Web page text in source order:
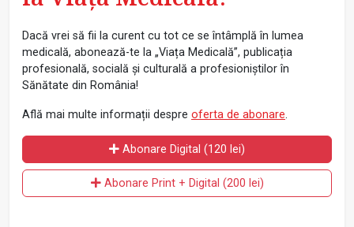
Dacă vrei să fii la curent cu tot ce se întâmplă în lumea
medicală, abonează-te la „Viața Medicală”, publicația
profesională, socială și culturală a profesioniștilor în
Sănătate din România!
Află mai multe informații despre oferta de abonare.
Abonare Digital (120 lei)
Abonare Print + Digital (200 lei)